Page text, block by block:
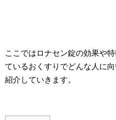
ここではロナセン錠の効果や
ているおくすりでどんな人に
紹介していきます。